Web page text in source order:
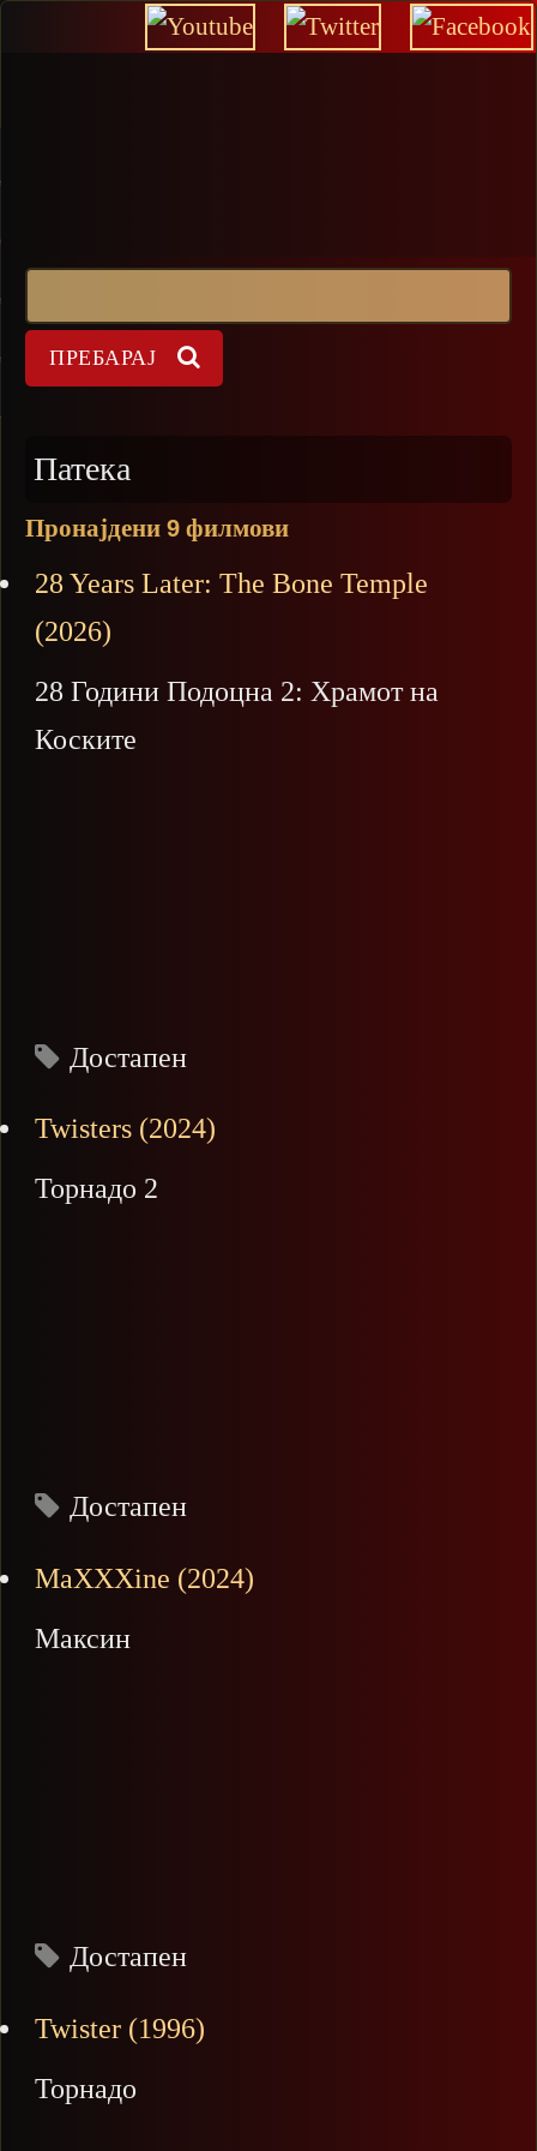
Патека
Пронајдени 9 филмови
28 Years Later: The Bone Temple
(2026)
28 Години Подоцна 2: Храмот на
Коските
Достапен
Twisters (2024)
Торнадо 2
Достапен
MaXXXine (2024)
Максин
Достапен
Twister (1996)
Торнадо